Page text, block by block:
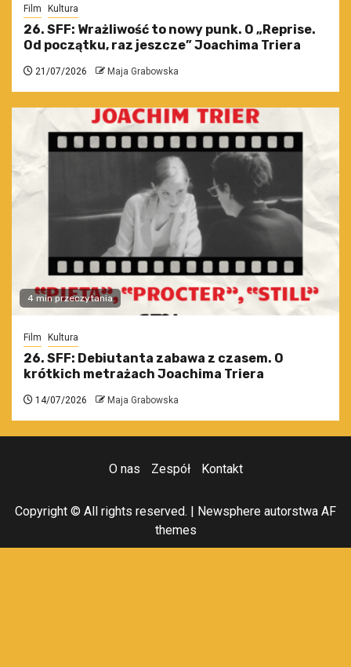
Film Kultura
26. SFF: Wrażliwość to nowy punk. O „Reprise.
Od początku, raz jeszcze” Joachima Triera
21/07/2026 Maja Grabowska
4 min przeczytania
Film Kultura
26. SFF: Debiutanta zabawa z czasem. O
krótkich metrażach Joachima Triera
14/07/2026 Maja Grabowska
O nas Zespół Kontakt
Copyright © All rights reserved. | Newsphere autorstwa AF
themes